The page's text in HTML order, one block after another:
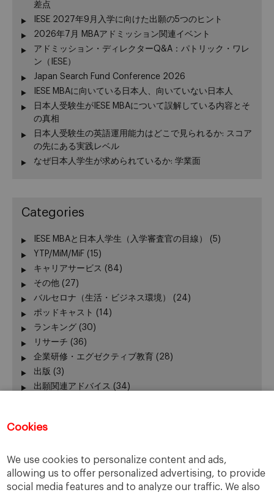
Cookies
We use cookies to personalize content and ads,
allowing us to offer personalized advertising, to provide
social media features and to analyze our traffic. We also
差点
IESE 2027年9月入学に向けた出願の5つのヒント
2026年7月 MBAアドミッション関連イベント
アドミッション・ディレクターQ&A：パトリック・ワレ
ン（IESE）
Japan Search Fund Conference 2026
IESE MBAに向いている日本人、向いていない日本人
日本人受験生がIESE MBAについて誤解している内容とそ
の真相
日本人受験生の英語運用能力はどこで見られるか: スコア
の先にある実践レベル
なぜ日本人学生が求められているか: 学業面
Categories
IESE MBAと日本人学生（入学審査官の目線）
(5)
YTP/MiM/MiF (15)
キャリアサービス (84)
その他 (27)
バルセロナ（生活・ビジネス環境）
(24)
ポッドキャスト (14)
ランキング (30)
リサーチ (36)
企業研修・エグゼクティブ教育 (28)
出版 (3)
出願関連アドバイス (34)
卒業生向けイベント
在校生の活躍(42)
報道発表、レポート(24)
学長(24)